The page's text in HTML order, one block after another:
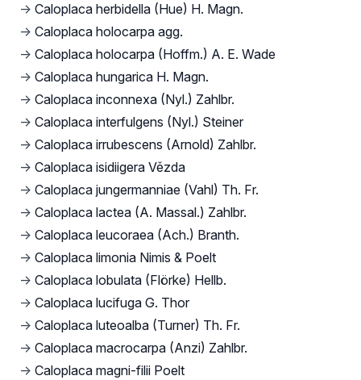
→ Caloplaca herbidella (Hue) H. Magn.
→ Caloplaca holocarpa agg.
→ Caloplaca holocarpa (Hoffm.) A. E. Wade
→ Caloplaca hungarica H. Magn.
→ Caloplaca inconnexa (Nyl.) Zahlbr.
→ Caloplaca interfulgens (Nyl.) Steiner
→ Caloplaca irrubescens (Arnold) Zahlbr.
→ Caloplaca isidiigera Vězda
→ Caloplaca jungermanniae (Vahl) Th. Fr.
→ Caloplaca lactea (A. Massal.) Zahlbr.
→ Caloplaca leucoraea (Ach.) Branth.
→ Caloplaca limonia Nimis & Poelt
→ Caloplaca lobulata (Flörke) Hellb.
→ Caloplaca lucifuga G. Thor
→ Caloplaca luteoalba (Turner) Th. Fr.
→ Caloplaca macrocarpa (Anzi) Zahlbr.
→ Caloplaca magni-filii Poelt